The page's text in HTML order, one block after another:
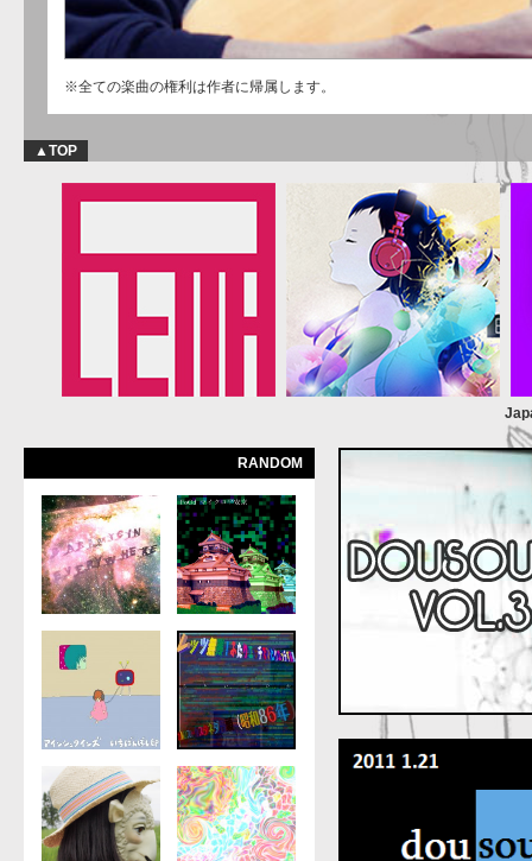
※全ての楽曲の権利は作者に帰属します。
▲TOP
RANDOM